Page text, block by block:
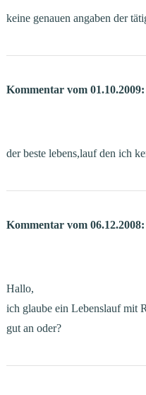
keine genauen angaben der
Kommentar vom 01.10.2009:
der beste lebens,lauf den ich
Kommentar vom 06.12.2008:
Hallo,
ich glaube ein Lebenslauf mit
gut an oder?